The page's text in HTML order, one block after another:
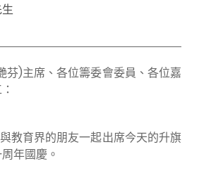
芬)主席、各位籌委會委員、各位嘉
教育界的朋友一起出席今天的升旗
年國慶。